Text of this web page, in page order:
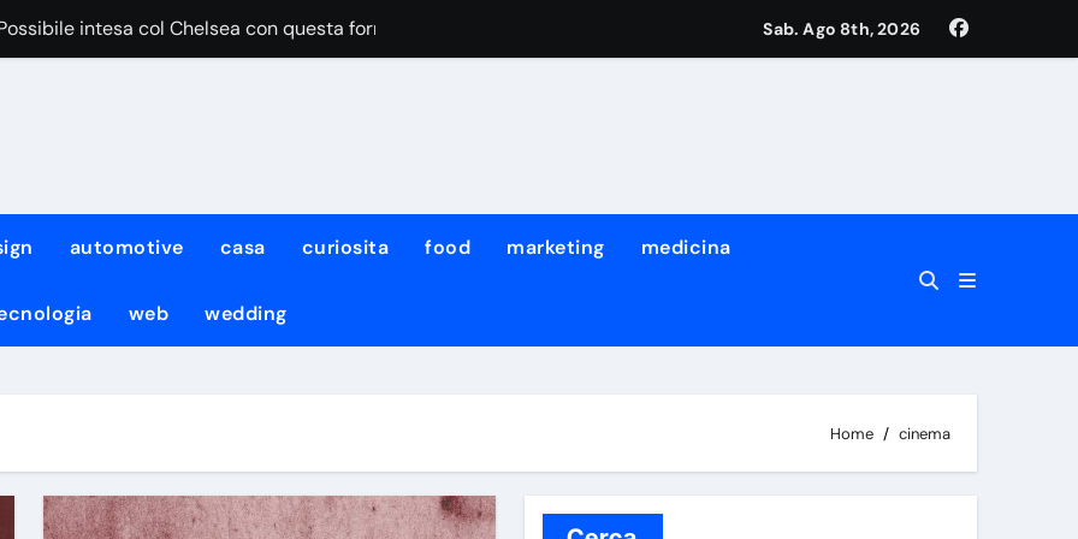
Aguerd del Marsiglia”
pensa al cambio modulo per lui
ha cambiato amministratore delegato e perso quattro dei suoi migliori ricercatori
non sarà solo team manager, i dettagli
Neres e De Bruyne lavoro atletico col gruppo
noi quelli da battere”
Sab. Ago 8th, 2026
automotive casa curiosita food marketing medicina
web wedding
Home cinema